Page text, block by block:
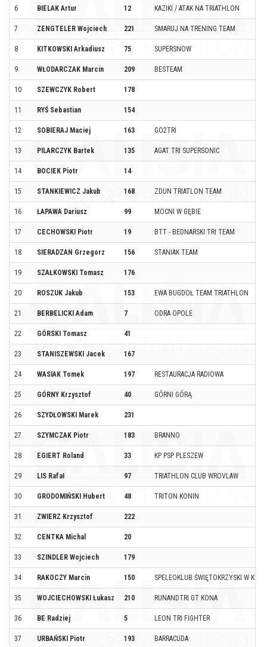
6 BIELAK Artur 12 KAZIKI / ATAK NA TRIATHLON
7 ZENGTELER Wojciech 221 SMARUJ NA TRENING TEAM
8 KITKOWSKI Arkadiusz 75 SUPERSNOW
9 WŁODARCZAK Marcin 209 BESTEAM
10 SZEWCZYK Robert 178
11 RYŚ Sebastian 154
12 SOBIERAJ Maciej 163 GO2TRI
13 PILARCZYK Bartek 135 AGAT TRI SUPERSONIC
14 BOCIEK Piotr 14
15 STANKIEWICZ Jakub 168 ZDUN TRIATLON TEAM
16 ŁAPAWA Dariusz 99 MOCNI W GĘBIE
17 CECHOWSKI Piotr 19 BTT - BEDNARSKI TRI TEAM
18 SIERADZAN Grzegorz 156 STANIAK TEAM
19 SZAŁKOWSKI Tomasz 176
20 ROSZUK Jakub 153 EWA BUGDOŁ TEAM TRIATHLON
21 BERBELICKI Adam 7 ODRA OPOLE
22 GÓRSKI Tomasz 41
23 STANISZEWSKI Jacek 167
24 WASIAK Tomek 197 RESTAURACJA RADIOWA
25 GÓRNY Krzysztof 40 GÓRNI GÓRĄ
26 SZYDŁOWSKI Marek 231
27 SZYMCZAK Piotr 183 BRANNO
28 EGIERT Roland 33 KP PSP PLESZEW
29 LIS Rafał 97 TRIATHLON CLUB WROVLAW
30 GRODOMIŃSKI Hubert 48 TRITON KONIN
31 ZWIERZ Krzysztof 222
32 CENTKA Michal 20
33 SZINDLER Wojciech 179
34 RAKOCZY Marcin 150 SPELEOKLUB ŚWIĘTOKRZYSKI W
35 WOJCIECHOWSKI Łukasz 210 RUNANDTRI GT KONA
36 BE Radziej 5 LEON TRI FIGHTER
37 URBAŃSKI Piotr 193 BARRACUDA